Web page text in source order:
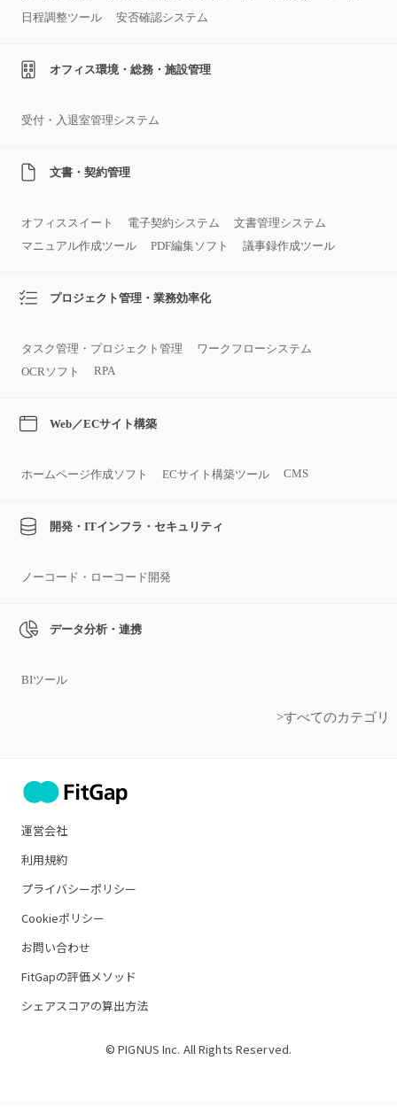
日程調整ツール
安否確認システム
オフィス環境・総務・施設管理
受付・入退室管理システム
文書・契約管理
オフィススイート 電子契約システム
文書管理システム
マニュアル作成ツール
PDF編集ソフト 議事録作成ツール
プロジェクト管理・業務効率化
タスク管理・プロジェクト管理
ワークフローシステム
OCRソフト
RPA
Web／ECサイト構築
ホームページ作成ソフト ECサイト構築ツール CMS
開発・ITインフラ・セキュリティ
ノーコード・ローコード開発
データ分析・連携
BIツール
>すべてのカテゴリ
運営会社
利用規約
プライバシーポリシー
Cookieポリシー
お問い合わせ
FitGapの評価メソッド
シェアスコアの算出方法
© PIGNUS Inc. All Rights Reserved.